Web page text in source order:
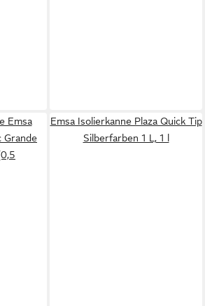
Emsa
Grande
Emsa Isolierkanne Plaza Quick Tip
Silberfarben 1 L, 1 l